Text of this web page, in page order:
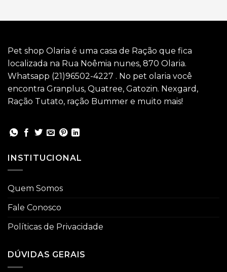
Pet shop Olaria é uma casa de Ração que fica
localizada na Rua Noêmia nunes, 870 Olaria.
Whatsapp (21)96502-4227 . No pet olaria você
encontra Granplus, Quatree, Gatozin. Nexgard,
Ração Tutato, ração Bummer e muito mais!
INSTITUCIONAL
Quem Somos
Fale Conosco
Políticas de Privacidade
DÚVIDAS GERAIS